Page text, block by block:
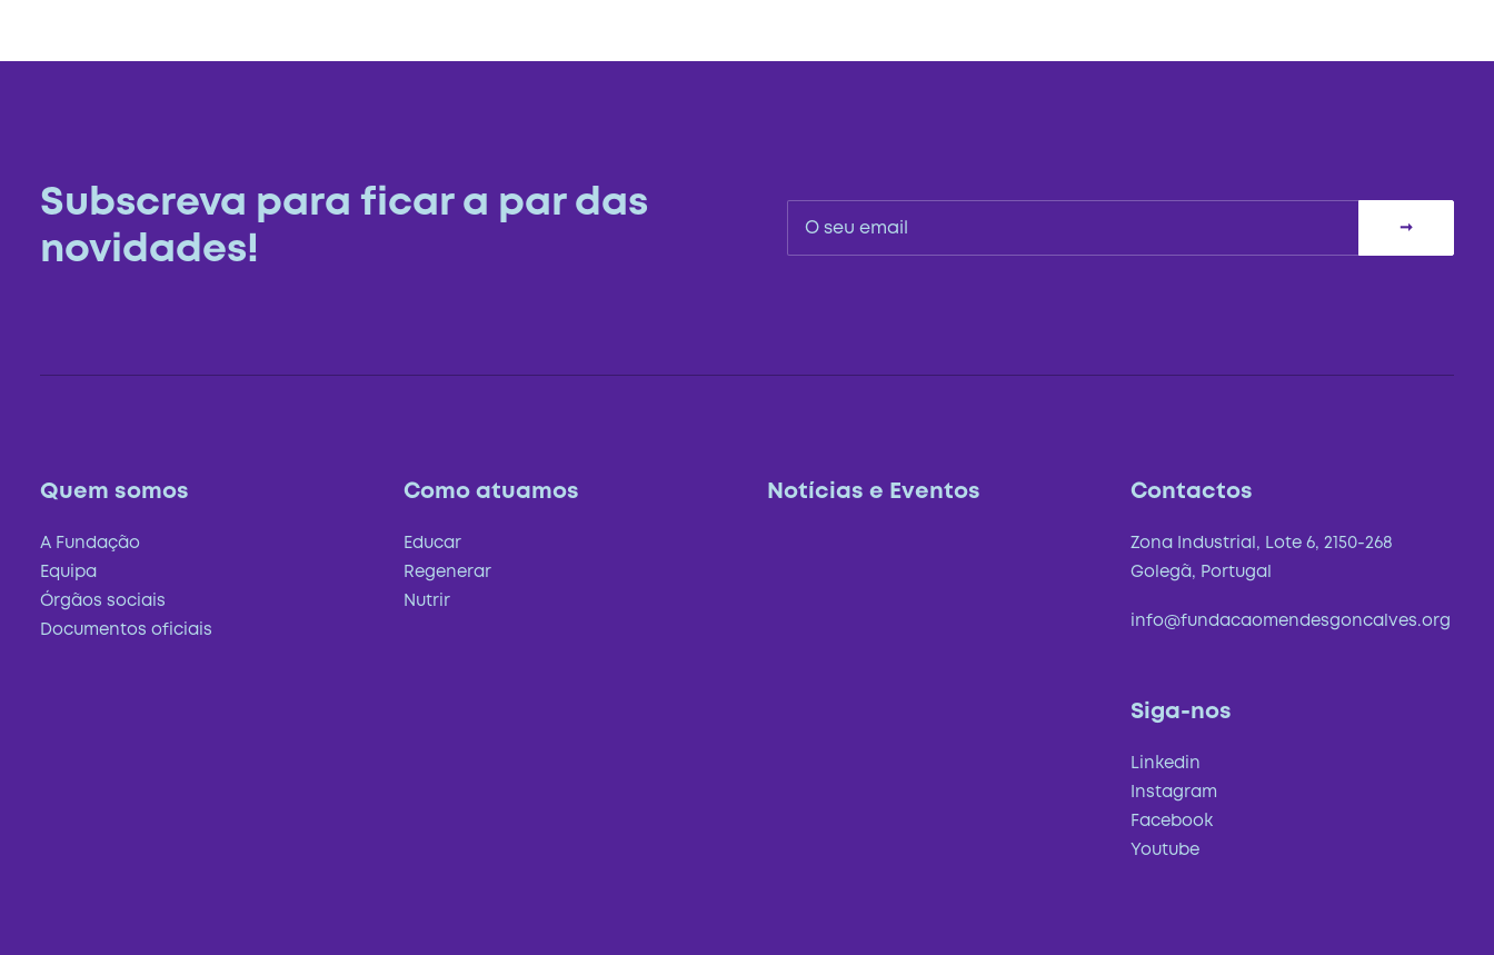
Subscreva para ficar a par das
novidades!
Quem somos
A Fundação
Equipa
Órgãos sociais
Documentos oficiais
Como atuamos
Educar
Regenerar
Nutrir
Notícias e Eventos Contactos
Zona Industrial, Lote 6, 2150-268
Golegã, Portugal
info@fundacaomendesgoncalves.org
Siga-nos
Linkedin
Instagram
Facebook
Youtube